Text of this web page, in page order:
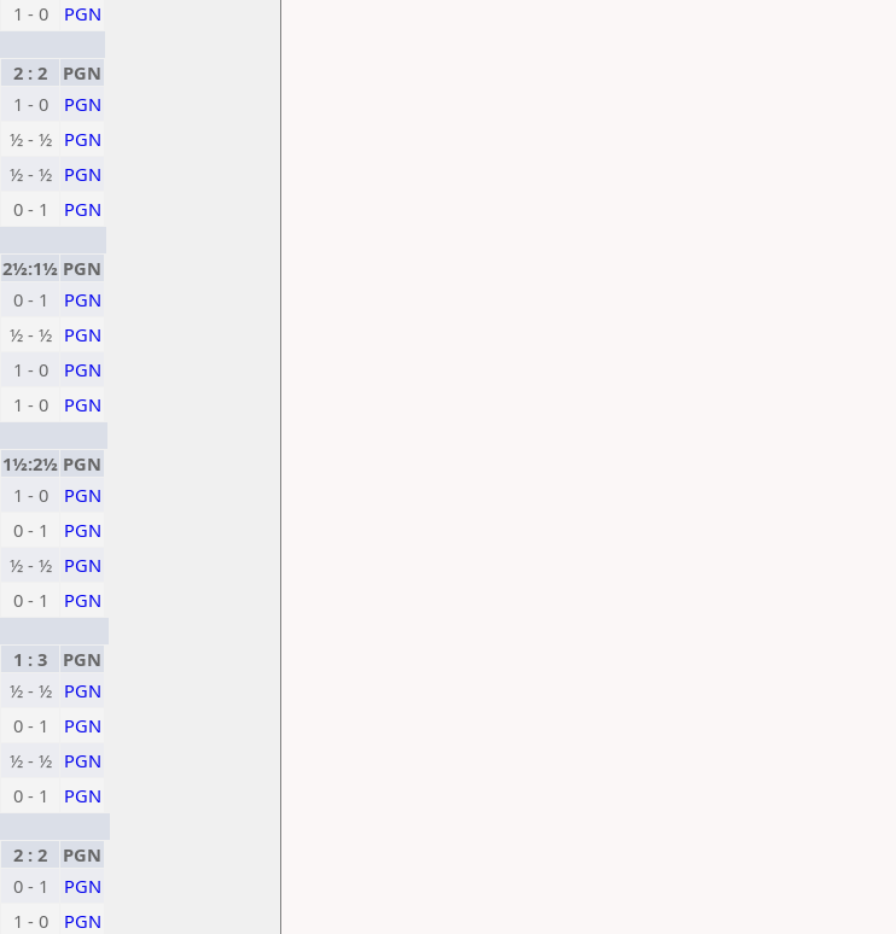
1 - 0
PGN
2 : 2
PGN
1 - 0
PGN
½ - ½ PGN
½ - ½ PGN
0 - 1
PGN
2½:1½ PGN
0 - 1
PGN
½ - ½ PGN
1 - 0
PGN
1 - 0
PGN
1½:2½ PGN
1 - 0
PGN
0 - 1
PGN
½ - ½ PGN
0 - 1
PGN
1 : 3
PGN
½ - ½ PGN
0 - 1
PGN
½ - ½ PGN
0 - 1
PGN
2 : 2
PGN
0 - 1
PGN
1 - 0
PGN